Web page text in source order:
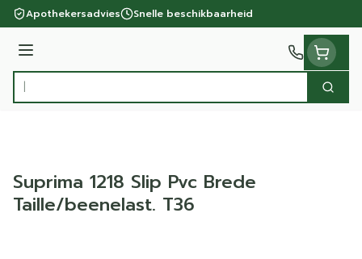
Ga naar de inhoud
Apothekersadvies Snelle beschikbaarheid
Menu
Product, merk, categorie...
Zoek
Suprima 1218 Slip Pvc Brede
Taille/beenelast. T36